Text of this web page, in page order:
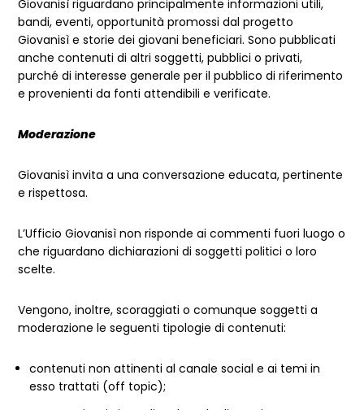
Giovanisì riguardano principalmente informazioni utili,
bandi, eventi, opportunità promossi dal progetto
Giovanisì e storie dei giovani beneficiari. Sono pubblicati
anche contenuti di altri soggetti, pubblici o privati,
purché di interesse generale per il pubblico di riferimento
e provenienti da fonti attendibili e verificate.
Moderazione
Giovanisì invita a una conversazione educata, pertinente
e rispettosa.
L’Ufficio Giovanisì non risponde ai commenti fuori luogo o
che riguardano dichiarazioni di soggetti politici o loro
scelte.
Vengono, inoltre, scoraggiati o comunque soggetti a
moderazione le seguenti tipologie di contenuti:
contenuti non attinenti al canale social e ai temi in
esso trattati (off topic);